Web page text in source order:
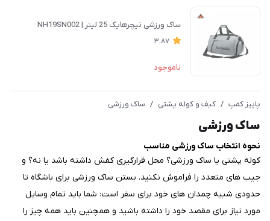
ساک ورزشی نیچرهایک 25 لیتر | NH19SN002
3.87
ناموجود
پاییز کمپ / کیف و کوله پشتی / ساک ورزشی
ساک ورزشی
نحوه انتخاب ساک ورزشی مناسب
کوله پشتی یا ساک ورزشی؟ محل قرارگیری کفش داشته باشد یا نه؟ و
جیب های متعدد را فراموش نکنید. بستن ساک ورزشی برای باشگاه تا
حدودی شبیه چمدان های خود برای سفر است: شما باید تمام وسایل
مورد نیاز برای مقصد خود را داشته باشید و همچنین باید همه چیز را